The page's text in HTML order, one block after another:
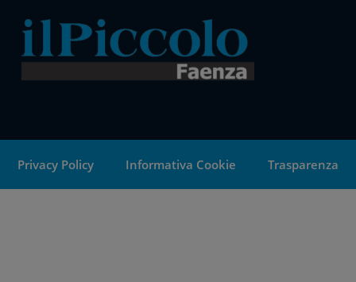
Privacy Policy Informativa Cookie Trasparenza